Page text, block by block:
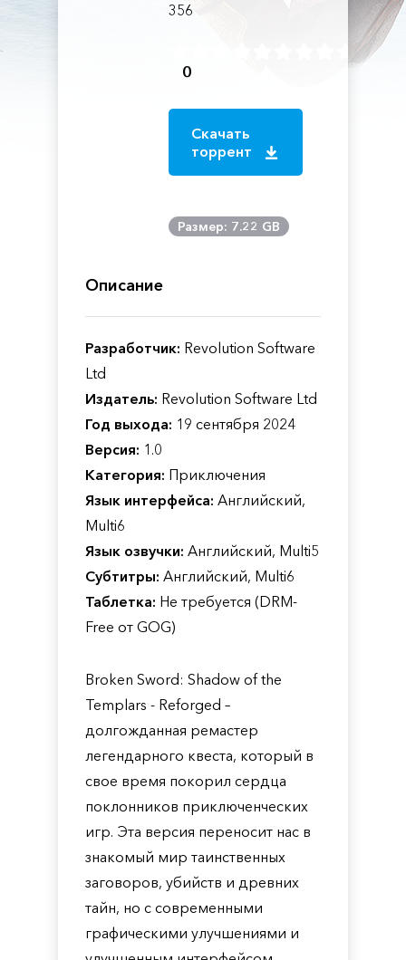
356
0
Скачать
торрент
Размер: 7.22 GB
Описание
Разработчик: Revolution Software
Ltd
Издатель: Revolution Software Ltd
Год выхода: 19 сентября 2024
Версия: 1.0
Категория: Приключения
Язык интерфейса: Английский,
Multi6
Язык озвучки: Английский, Multi5
Субтитры: Английский, Multi6
Таблетка: Не требуется (DRM-
Free от GOG)
Broken Sword: Shadow of the
Templars - Reforged –
долгожданная ремастер
легендарного квеста, который в
свое время покорил сердца
поклонников приключенческих
игр. Эта версия переносит нас в
знакомый мир таинственных
заговоров, убийств и древних
тайн, но с современными
графическими улучшениями и